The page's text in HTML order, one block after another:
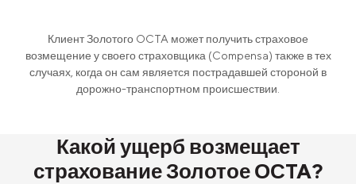
Клиент Золотого OCTA может получить страховое
возмещение у своего страховщика (Compensa) также в тех
случаях, когда он сам является пострадавшей стороной в
дорожно-транспортном происшествии.
Какой ущерб возмещает
страхование Золотое ОСTA?